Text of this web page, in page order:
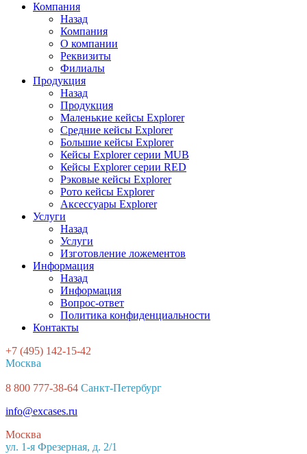
Компания
Назад
Компания
О компании
Реквизиты
Филиалы
Продукция
Назад
Продукция
Маленькие кейсы Explorer
Средние кейсы Explorer
Большие кейсы Explorer
Кейсы Explorer серии MUB
Кейсы Explorer серии RED
Рэковые кейсы Explorer
Рото кейсы Explorer
Аксессуары Explorer
Услуги
Назад
Услуги
Изготовление ложементов
Информация
Назад
Информация
Вопрос-ответ
Политика конфиденциальности
Контакты
+7 (495) 142-15-42
Москва
8 800 777-38-64 Санкт-Петербург
info@excases.ru
Москва
ул. 1-я Фрезерная, д. 2/1